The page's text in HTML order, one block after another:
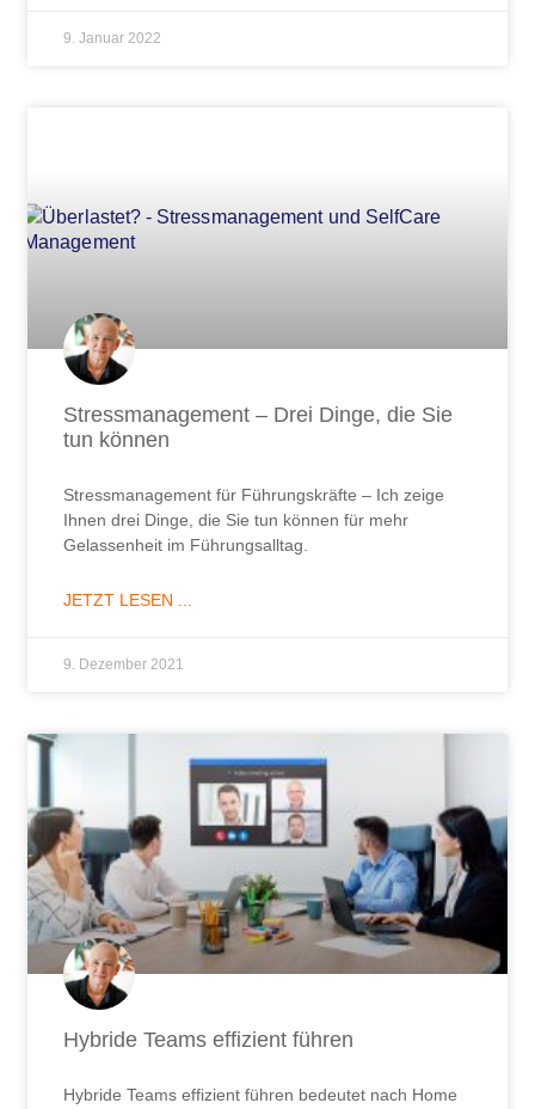
9. Januar 2022
Stressmanagement – Drei Dinge, die Sie
tun können
Stressmanagement für Führungskräfte – Ich zeige
Ihnen drei Dinge, die Sie tun können für mehr
Gelassenheit im Führungsalltag.
JETZT LESEN ...
9. Dezember 2021
Hybride Teams effizient führen
Hybride Teams effizient führen bedeutet nach Home